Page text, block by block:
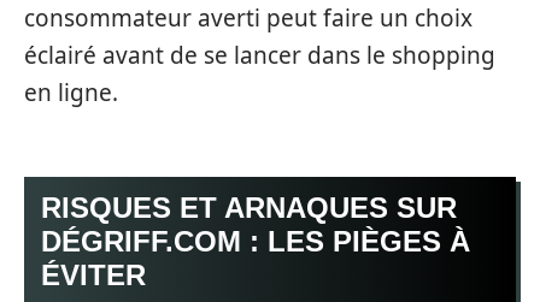
consommateur averti peut faire un choix
éclairé avant de se lancer dans le shopping
en ligne.
RISQUES ET ARNAQUES SUR
DÉGRIFF.COM : LES PIÈGES À
ÉVITER